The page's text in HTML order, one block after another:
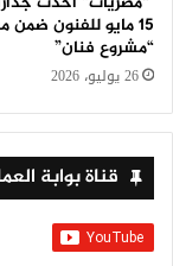
15 مايو للفنون ضمن
“مشروع فنان”
26 يوليو، 2026
قناة بوابة